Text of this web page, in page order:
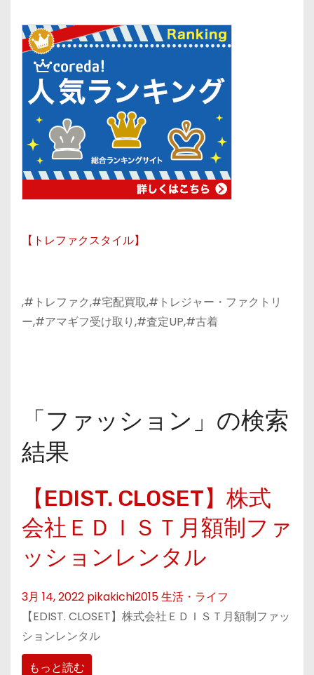
【トレファクスタイル】
,#トレファク,#宅配買取,#トレジャー・ファクトリ
ー,#アマギフ受け取り,#査定UP,#古着
「ファッション」の検索
結果
【EDIST. CLOSET】株式
会社ＥＤＩＳＴ月額制ファ
ッションレンタル
3月 14, 2022 pikakichi2015生活・ライフ
【EDIST. CLOSET】株式会社ＥＤＩＳＴ月額制ファッ
ションレンタル
もっと読む